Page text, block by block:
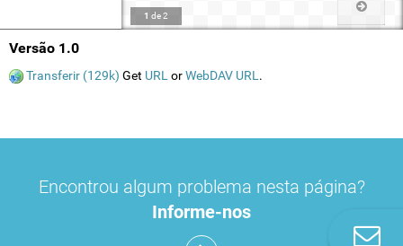
1 de2
Versão 1.0
Transferir (129k) Get URL orWebDAV URL .
Encontrou algum problema nesta página?
Informe-nos